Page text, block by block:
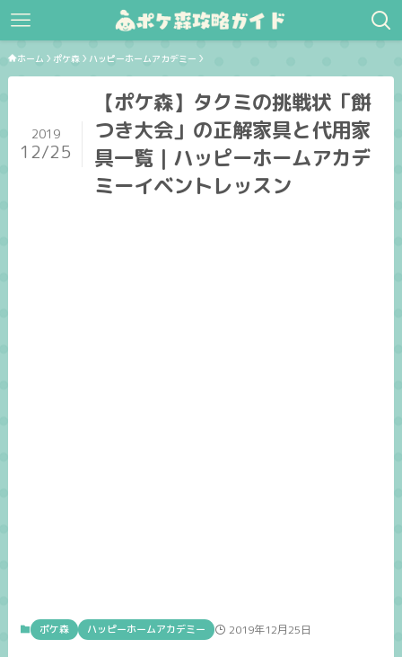
ホーム ポケ森 ハッピーホームアカデミー
【ポケ森】タクミの挑戦状「餅
つき大会」の正解家具と代用家
具一覧｜ハッピーホームアカデ
ミーイベントレッスン
2019
12/25
ポケ森 ハッピーホームアカデミー 2019年12月25日